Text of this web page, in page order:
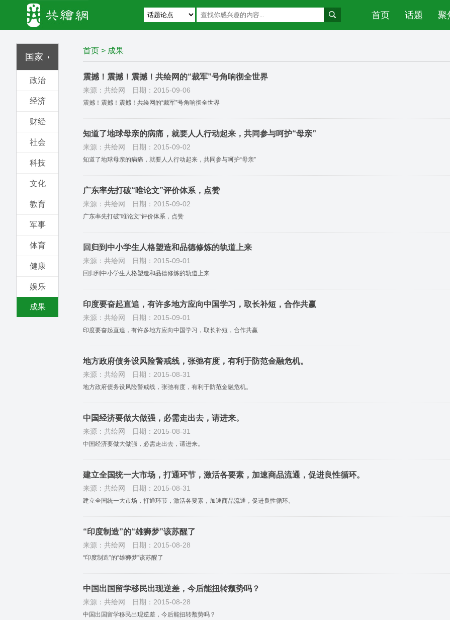
首页 话题 聚
国家
政治
经济
财经
社会
科技
文化
教育
军事
体育
健康
娱乐
成果
首页 > 成果
震撼！震撼！震撼！共绘网的“裁军”号角响彻全世界
来源：共绘网 日期：2015-09-06
震撼！震撼！震撼！共绘网的“裁军”号角响彻全世界
知道了地球母亲的病痛，就要人人行动起来，共同参与呵护“母亲”
来源：共绘网 日期：2015-09-02
知道了地球母亲的病痛，就要人人行动起来，共同参与呵护“母亲”
广东率先打破“唯论文”评价体系，点赞
来源：共绘网 日期：2015-09-02
广东率先打破“唯论文”评价体系，点赞
回归到中小学生人格塑造和品德修炼的轨道上来
来源：共绘网 日期：2015-09-01
回归到中小学生人格塑造和品德修炼的轨道上来
印度要奋起直追，有许多地方应向中国学习，取长补短，合作共赢
来源：共绘网 日期：2015-09-01
印度要奋起直追，有许多地方应向中国学习，取长补短，合作共赢
地方政府债务设风险警戒线，张弛有度，有利于防范金融危机。
来源：共绘网 日期：2015-08-31
地方政府债务设风险警戒线，张弛有度，有利于防范金融危机。
中国经济要做大做强，必需走出去，请进来。
来源：共绘网 日期：2015-08-31
中国经济要做大做强，必需走出去，请进来。
建立全国统一大市场，打通环节，激活各要素，加速商品流通，促进良性循环。
来源：共绘网 日期：2015-08-31
建立全国统一大市场，打通环节，激活各要素，加速商品流通，促进良性循环。
“印度制造”的“雄狮梦”该苏醒了
来源：共绘网 日期：2015-08-28
“印度制造”的“雄狮梦”该苏醒了
中国出国留学移民出现逆差，今后能扭转颓势吗？
来源：共绘网 日期：2015-08-28
中国出国留学移民出现逆差，今后能扭转颓势吗？